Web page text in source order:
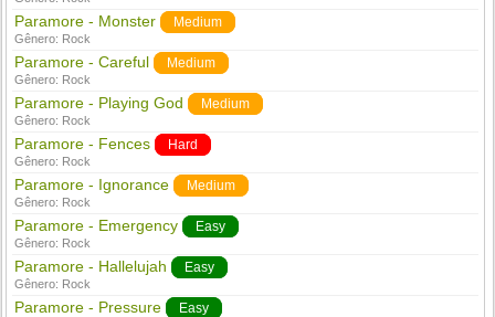
Paramore - Monster Medium
Gênero: Rock
Paramore - Careful Medium
Gênero: Rock
Paramore - Playing God Medium
Gênero: Rock
Paramore - Fences Hard
Gênero: Rock
Paramore - Ignorance Medium
Gênero: Rock
Paramore - Emergency Easy
Gênero: Rock
Paramore - Hallelujah Easy
Gênero: Rock
Paramore - Pressure Easy